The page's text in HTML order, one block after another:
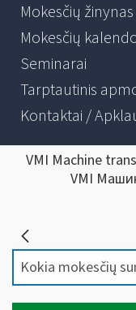
Mokesčių žinynas
Mokesčių
Seminarai
Tarptautinis
Kontaktai /
VMI Machine
VMI